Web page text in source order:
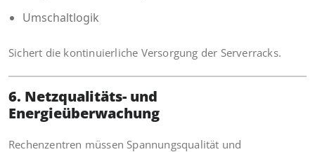
Umschaltlogik
Sichert die kontinuierliche Versorgung der Serverracks.
6. Netzqualitäts- und
Energieüberwachung
Rechenzentren müssen Spannungsqualität und